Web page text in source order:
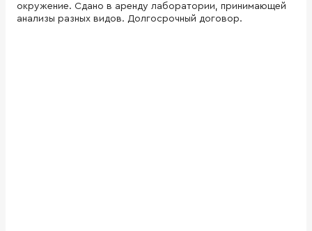
окружение. Сдано в аренду лаборатории, принимающей
анализы разных видов. Долгосрочный договор.